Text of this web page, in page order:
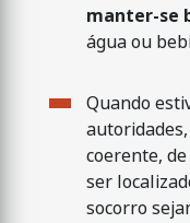
manter-se
água ou
Quando
coerente,
ser
socorro